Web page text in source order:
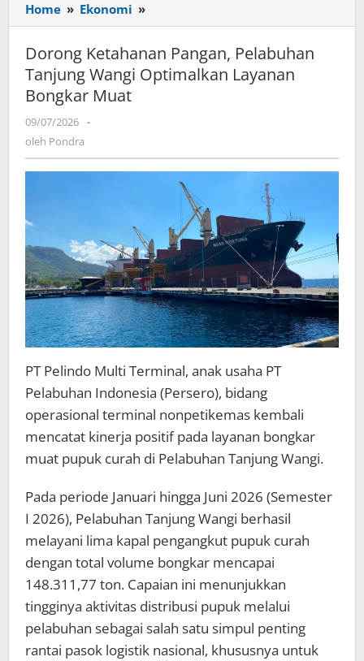
Home » Ekonomi »
Ketahanan
Pangan,
Pelabuhan
Tanjung
Muat
Dorong Ketahanan Pangan, Pelabuhan
Tanjung Wangi Optimalkan Layanan
Bongkar Muat
09/07/2026 oleh
-
oleh Pondra
PT Pelindo Multi Terminal, anak usaha PT
Pelabuhan Indonesia (Persero), bidang
operasional terminal nonpetikemas kembali
mencatat kinerja positif pada layanan bongkar
muat pupuk curah di Pelabuhan Tanjung Wangi.
Pada periode Januari hingga Juni 2026 (Semester
I 2026), Pelabuhan Tanjung Wangi berhasil
melayani lima kapal pengangkut pupuk curah
dengan total volume bongkar mencapai
148.311,77 ton. Capaian ini menunjukkan
tingginya aktivitas distribusi pupuk melalui
pelabuhan sebagai salah satu simpul penting
rantai pasok logistik nasional, khususnya untuk